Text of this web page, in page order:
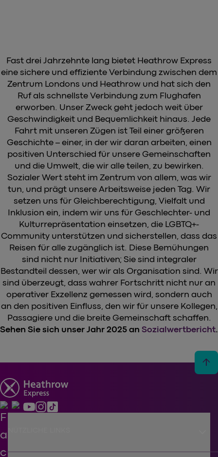
Fast drei Jahrzehnte lang bietet Heathrow Express
eine sichere und effiziente Verbindung zwischen dem
Zentrum Londons und Heathrow und hat sich den
Ruf als schnellste Verbindung zum Flughafen
erworben. Unser Zweck geht jedoch weit über
Geschwindigkeit und Bequemlichkeit hinaus. Jede
Fahrt mit unseren Zügen ist Teil einer größeren
Geschichte – einer, in der wir daran arbeiten, einen
positiven Unterschied für unsere Gemeinschaften
und die Umwelt, die wir alle teilen, zu bewirken.
Sozialer Wert steht im Zentrum von allem, was wir
tun, und prägt unsere Arbeitsweise jeden Tag. Wir
setzen uns für Gleichberechtigung, Vielfalt und
Inklusion ein, indem wir uns für Geschlechter- und
Kulturrepräsentation einsetzen, die LGBTQ+-
Community unterstützen und sicherstellen, dass das
Reisen für alle zugänglich ist. Diese Bemühungen
sind nicht nur Initiativen; Sie sind integraler
Bestandteil dessen, wer wir als Organisation sind. Wir
sind überzeugt, dass wahrer Fortschritt nicht nur an
operativer Exzellenz gemessen wird, sondern auch
an den positiven Einfluss, den wir für unsere Kollegen,
Passagiere und die breite Gemeinschaft schaffen.
Sehen Sie sich unser Jahr 2025 an Sozialwertbericht.
arrow_upward